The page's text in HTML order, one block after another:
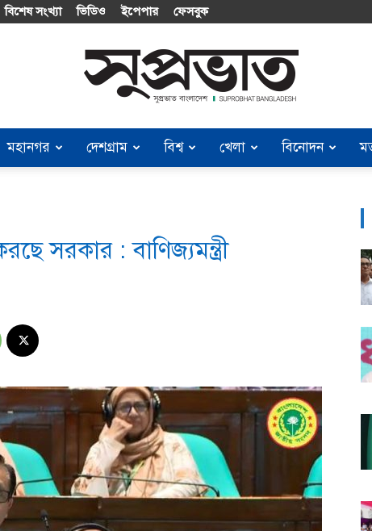
বিশেষ সংখ্যা ভিডিও ইপেপার ফেসবুক
Suprobhat
Bangladesh
মহানগর দেশগ্রাম বিশ্ব খেলা বিনোদন
সরকার : বাণিজ্যমন্ত্রী